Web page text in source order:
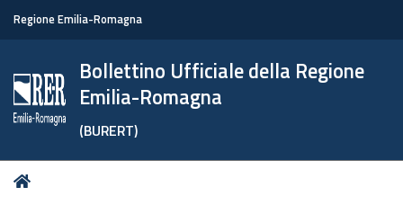
Regione Emilia-Romagna
Bollettino Ufficiale della Regione
Emilia-Romagna
(BURERT)
Tu